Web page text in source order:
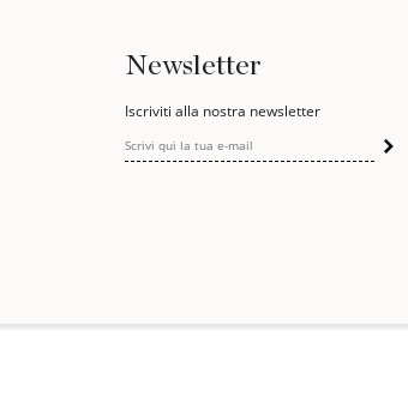
Newsletter
Iscriviti alla nostra newsletter